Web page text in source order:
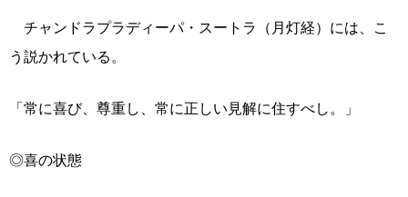
チャンドラプラディーパ・スートラ（月灯経）には、こ
う説かれている。
「常に喜び、尊重し、常に正しい見解に住すべし。」
◎喜の状態